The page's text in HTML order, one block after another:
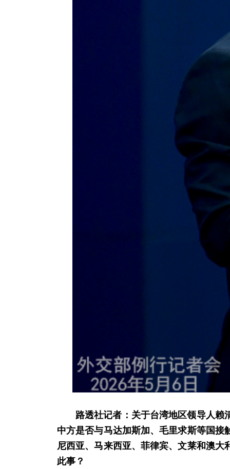
路透社记者：关于台湾地区领导人赖
中方是否与马达加斯加、毛里求斯等国
尼西亚、马来西亚、菲律宾、文莱和澳
此事？